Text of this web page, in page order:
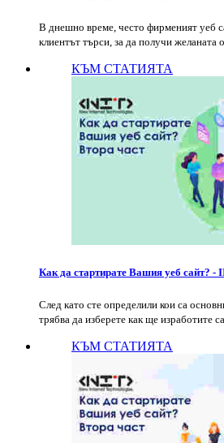
В днешно време, често фирменият уеб
клиентът търси, за да получи желаната
КЪМ СТАТИЯТА
Как да стартирате Вашия уеб сайт? -
След като сте определили кои са
трябва да изберете как ще изработите
КЪМ СТАТИЯТА